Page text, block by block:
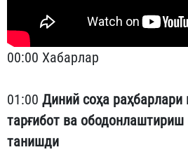
00:00 Хабарлар
01:00 Диний соҳа раҳбарлари
тарғибот ва
танишди